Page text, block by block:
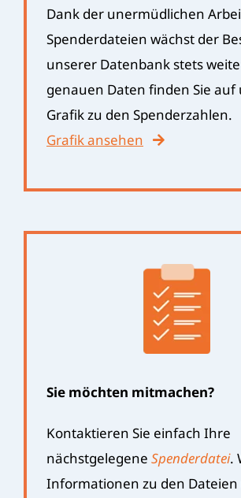
Dank der unermüdlichen
Spenderdateien wächst der
unserer Datenbank stets
genauen Daten finden Sie auf
Grafik zu den Spenderzahlen.
Grafik ansehen
Sie möchten mitmachen?
Kontaktieren Sie einfach Ihre
nächstgelegene Spenderdatei.
Informationen zu den